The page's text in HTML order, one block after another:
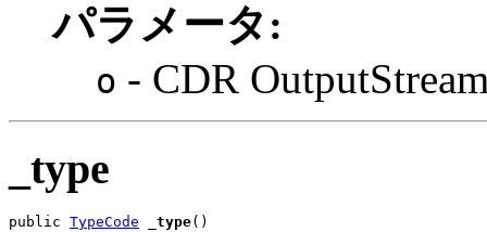
パラメータ:
o - CDR
_type
public TypeCode _type()